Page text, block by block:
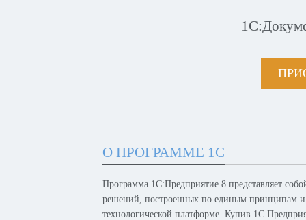
О ПРОГРАММЕ 1С
Программа 1С:Предприятие 8 представляет
решений, построенных по единым принципам
технологической платформе. Купив 1С